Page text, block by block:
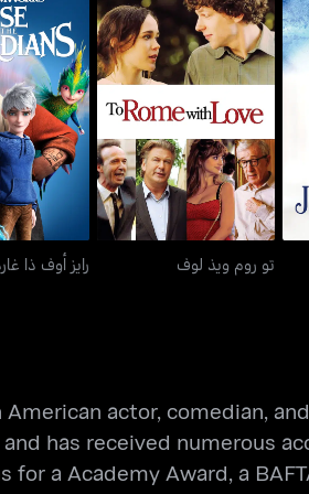
تو روم ويذ لوف
تو روم ويذ لوف
رايز أوف
رايز أوف ذا
actor, comedian,
has received numerous
a Academy Award, a